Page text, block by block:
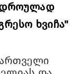
ხვიჩა"